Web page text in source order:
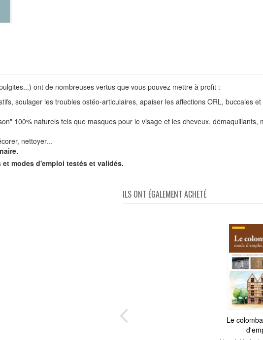
ont de nombreuses vertus que vous pouvez mettre à profit :
soulager les troubles ostéo-articulaires, apaiser les affections ORL, buccales
100% naturels tels que masques pour le visage et les cheveux, démaquillants,
nettoyer...
modes d'emploi testés et validés.
ILS ONT ÉGALEMENT ACHETÉ
Le